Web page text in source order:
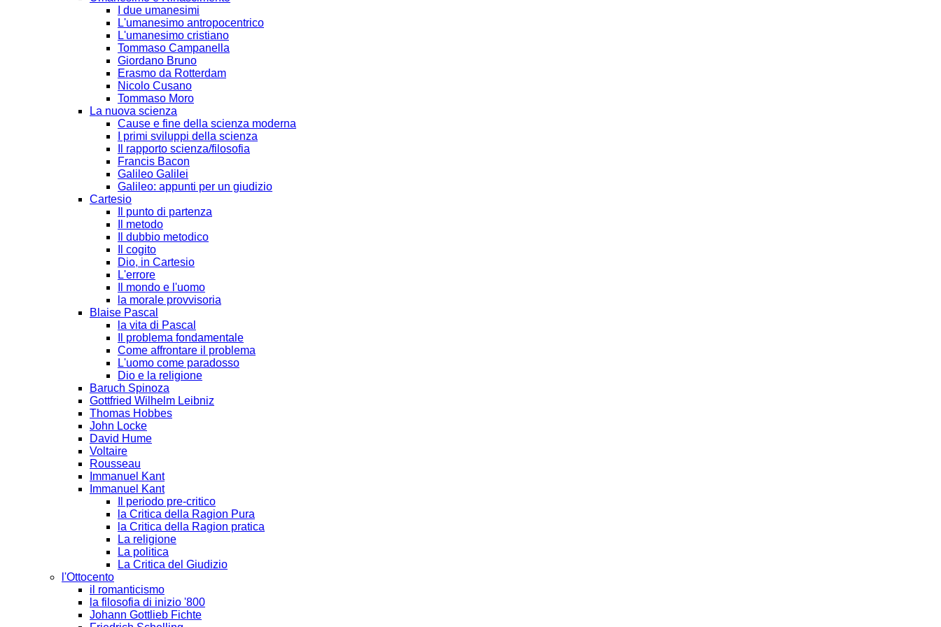
I due umanesimi
L'umanesimo antropocentrico
L'umanesimo cristiano
Tommaso Campanella
Giordano Bruno
Erasmo da Rotterdam
Nicolo Cusano
Tommaso Moro
La nuova scienza
Cause e fine della scienza moderna
I primi sviluppi della scienza
Il rapporto scienza/filosofia
Francis Bacon
Galileo Galilei
Galileo: appunti per un giudizio
Cartesio
Il punto di partenza
Il metodo
Il dubbio metodico
Il cogito
Dio, in Cartesio
L'errore
Il mondo e l'uomo
la morale provvisoria
Blaise Pascal
la vita di Pascal
Il problema fondamentale
Come affrontare il problema
L'uomo come paradosso
Dio e la religione
Baruch Spinoza
Gottfried Wilhelm Leibniz
Thomas Hobbes
John Locke
David Hume
Voltaire
Rousseau
Immanuel Kant
Immanuel Kant
Il periodo pre-critico
la Critica della Ragion Pura
la Critica della Ragion pratica
La religione
La politica
La Critica del Giudizio
l'Ottocento
il romanticismo
la filosofia di inizio '800
Johann Gottlieb Fichte